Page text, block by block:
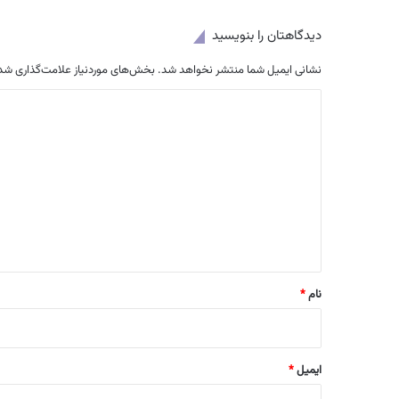
دیدگاهتان را بنویسید
نشانی ایمیل شما منتشر نخواهد شد. بخش‌های موردنیاز علامت‌گذاری
نام*
ایمیل*